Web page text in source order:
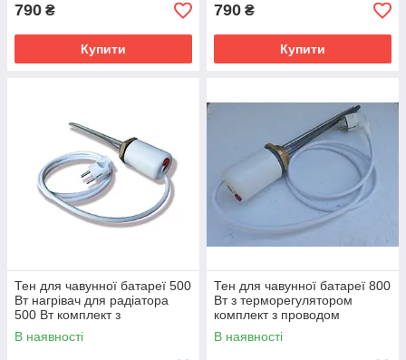
790 ₴
Купити
790 ₴
Купити
Тен для чавунної батареї 500
Вт нагрівач для радіатора
500 Вт комплект з
регулятором reco 20a
В наявності
Тен для чавунної батареї 800
Вт з терморегулятором
комплект з проводом
В наявності